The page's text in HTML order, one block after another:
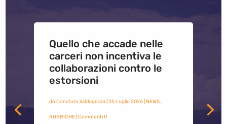
Quello che accade nelle
carceri non incentiva le
collaborazioni contro le
estorsioni
da Comitato Addiopizzo| 25 Luglio 2026| NEWS,
RUBRICHE| Commenti 0